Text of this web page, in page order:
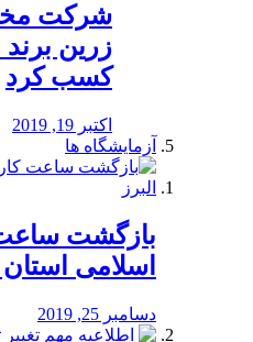
شرکت
زرین
کسب کرد
اکتبر 19, 2019
آزمایشگاه ها
بازگشت ساعت
اسلامی استان
دسامبر 25, 2019